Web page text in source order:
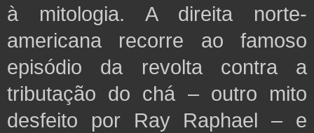
à mitologia. A direita norte-
americana recorre ao famoso
episódio da revolta contra a
tributação do chá – outro mito
desfeito por Ray Raphael – e